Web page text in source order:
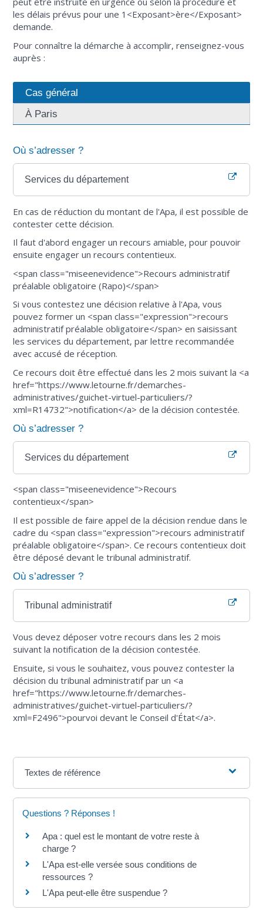
les délais prévus pour une 1<Exposant>ère</Exposant>
demande.
Pour connaître la démarche à accomplir, renseignez-vous
auprès :
Cas général
À Paris
Où s’adresser ?
Services du département
En cas de réduction du montant de l'Apa, il est possible de
contester cette décision.
Il faut d'abord engager un recours amiable, pour pouvoir
ensuite engager un recours contentieux.
<span class="miseenevidence">Recours administratif
préalable obligatoire (Rapo)</span>
Si vous contestez une décision relative à l'Apa, vous
pouvez former un <span class="expression">recours
administratif préalable obligatoire</span> en saisissant
les services du département, par lettre recommandée
avec accusé de réception.
Ce recours doit être effectué dans les 2 mois suivant la <a
href="https://www.letourne.fr/demarches-
administratives/guichet-virtuel-particuliers/?
xml=R14732">notification</a> de la décision contestée.
Où s’adresser ?
Services du département
<span class="miseenevidence">Recours
contentieux</span>
Il est possible de faire appel de la décision rendue dans le
cadre du <span class="expression">recours administratif
préalable obligatoire</span>. Ce recours contentieux doit
être déposé devant le tribunal administratif.
Où s’adresser ?
Tribunal administratif
Vous devez déposer votre recours dans les 2 mois
suivant la notification de la décision contestée.
Ensuite, si vous le souhaitez, vous pouvez contester la
décision du tribunal administratif par un <a
href="https://www.letourne.fr/demarches-
administratives/guichet-virtuel-particuliers/?
xml=F2496">pourvoi devant le Conseil d'État</a>.
Textes de référence
Questions ? Réponses !
Apa : quel est le montant de votre reste à
charge ?
L'Apa est-elle versée sous conditions de
ressources ?
L'Apa peut-elle être suspendue ?